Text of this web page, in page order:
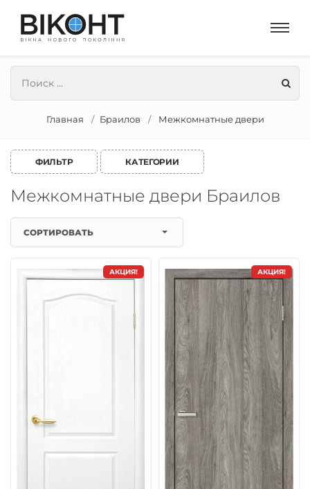
Главная Браилов Межкомнатные двери
ФИЛЬТР КАТЕГОРИИ
Межкомнатные двери Браилов
СОРТИРОВАТЬ
АКЦИЯ! АКЦИЯ!